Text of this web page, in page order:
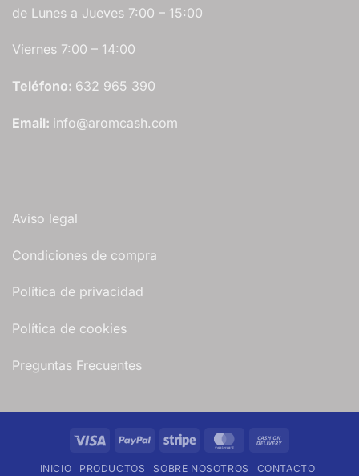
de Lunes a Jueves 7:00 – 15:00
Viernes 7:00 – 14:00
Teléfono: 632 965 390
Email: info@aromcash.com
Aviso legal
Condiciones de compra
Política de privacidad
Política de cookies
Preguntas Frecuentes
Visa PayPal Stripe MasterCard
INICIO PRODUCTOS SOBRE NOSOTROS
CONTACTO